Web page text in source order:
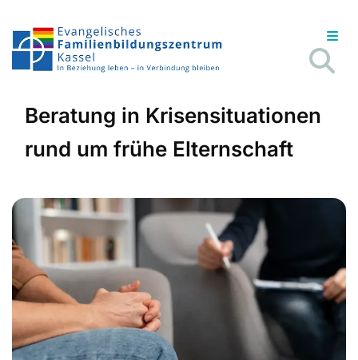
Beratung in Krisensituationen
rund um frühe Elternschaft